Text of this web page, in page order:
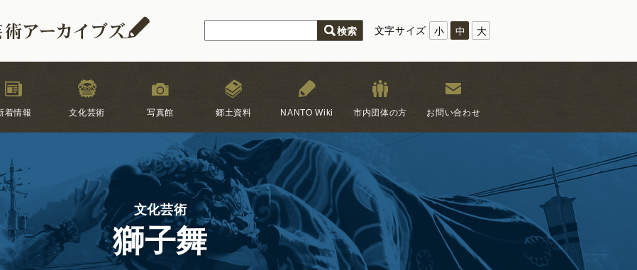
文字サイズ 小 中 大
着情報 文化芸術 写真館 郷土資料 NANTO Wiki 市内団体の方 お問い合わせ
文化芸術
獅子舞